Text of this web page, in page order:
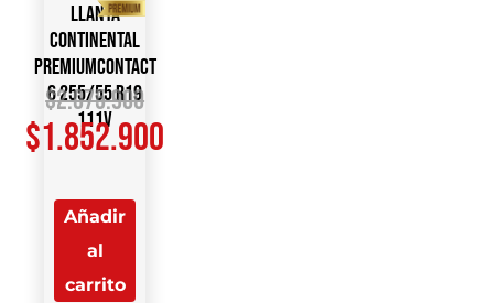
Llanta
CONTINENTAL
PremiumContact
6 255/55 R19
111V
$2.075.900
$1.852.900
Añadir
al
carrito